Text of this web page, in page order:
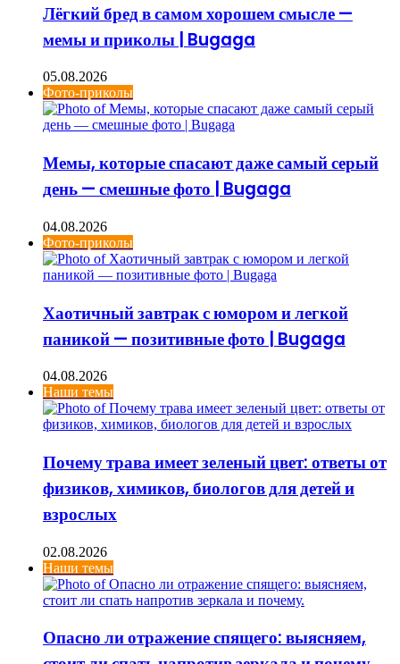
Лёгкий бред в самом хорошем смысле —
мемы и приколы | Bugaga
05.08.2026
Фото-приколы
Мемы, которые спасают даже самый серый
день — смешные фото | Bugaga
04.08.2026
Фото-приколы
Хаотичный завтрак с юмором и легкой
паникой — позитивные фото | Bugaga
04.08.2026
Наши темы
Почему трава имеет зеленый цвет: ответы от
физиков, химиков, биологов для детей и
взрослых
02.08.2026
Наши темы
Опасно ли отражение спящего: выясняем,